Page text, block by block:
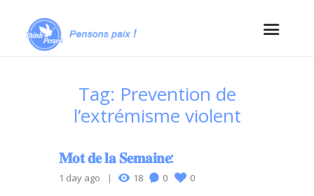
Tag: Prevention de
l’extrémisme violent
𝐌𝐨𝐭 𝐝𝐞 𝐥𝐚 𝐒𝐞𝐦𝐚𝐢𝐧𝐞:
1 day ago 18 0 0